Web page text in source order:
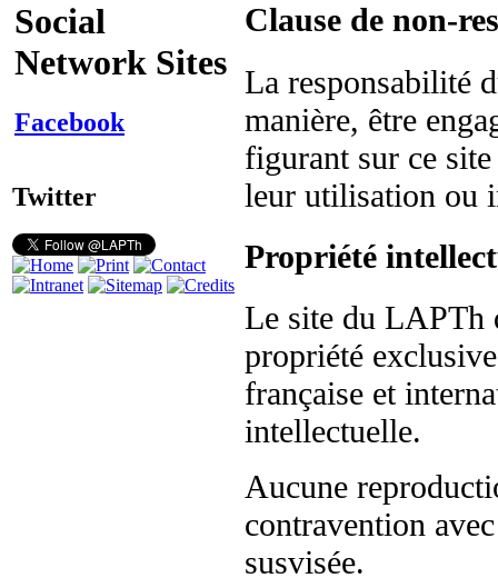
Social
Network Sites
Facebook
Twitter
Clause de non-
La responsabilité
manière, être
figurant sur ce
leur utilisation ou
Propriété
Le site du LAPTh
propriété
française et
intellectuelle.
Aucune
contravention
susvisée.